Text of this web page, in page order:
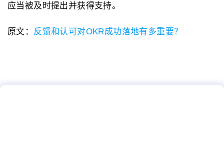
应当被及时提出并获得支持。
原文： 反馈和认可对OKR成功落地有多重要？